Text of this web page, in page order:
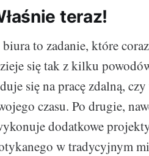
teraz!
to zadanie, które
się tak z kilku
się na pracę zdalną,
czasu. Po drugie,
dodatkowe
w tradycyjnym